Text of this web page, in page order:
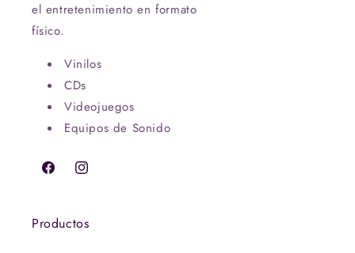
el entretenimiento en formato
físico.
Vinilos
CDs
Videojuegos
Equipos de Sonido
FacebookInstagram
Productos